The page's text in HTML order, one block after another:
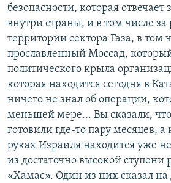
безопасности, которая отвечает
внутри страны, и в том числе за
территории сектора Газа, в том
прославленный Моссад,
политического крыла
которая находится сегодня в
ничего не знал об операции,
меньшей мере... Вы сказали,
готовили где-то пару месяцев,
руках Израиля находится уже
из достаточно высокой ступени
«Хамас». Один из них сказал на